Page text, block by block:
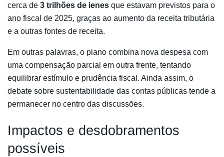
cerca de 3 trilhões de ienes que estavam previstos para o
ano fiscal de 2025, graças ao aumento da receita tributária
e a outras fontes de receita.
Em outras palavras, o plano combina nova despesa com
uma compensação parcial em outra frente, tentando
equilibrar estímulo e prudência fiscal. Ainda assim, o
debate sobre sustentabilidade das contas públicas tende a
permanecer no centro das discussões.
Impactos e desdobramentos
possíveis